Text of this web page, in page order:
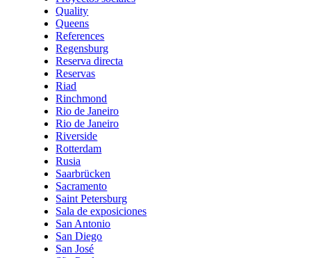
Quality
Queens
References
Regensburg
Reserva directa
Reservas
Riad
Rinchmond
Rio de Janeiro
Rio de Janeiro
Riverside
Rotterdam
Rusia
Saarbrücken
Sacramento
Saint Petersburg
Sala de exposiciones
San Antonio
San Diego
San José